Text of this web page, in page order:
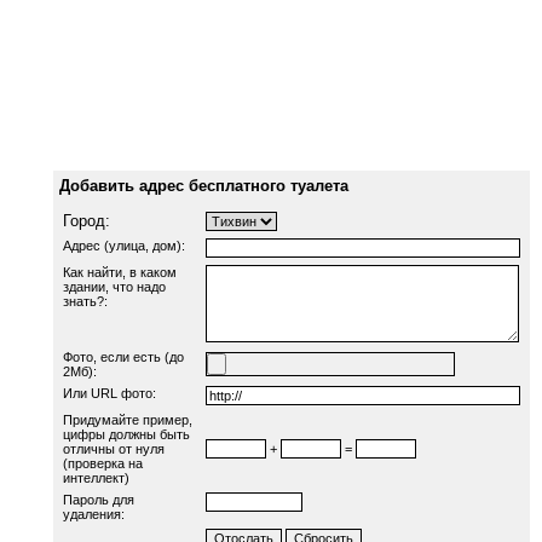
Добавить адрес бесплатного туалета
Город:
Адрес (улица, дом):
Как найти, в каком
здании, что надо
знать?:
Фото, если есть (до
2Мб):
Или URL фото:
Придумайте пример,
цифры должны быть
отличны от нуля
(проверка на
интеллект)
+ =
Пароль для
удаления: